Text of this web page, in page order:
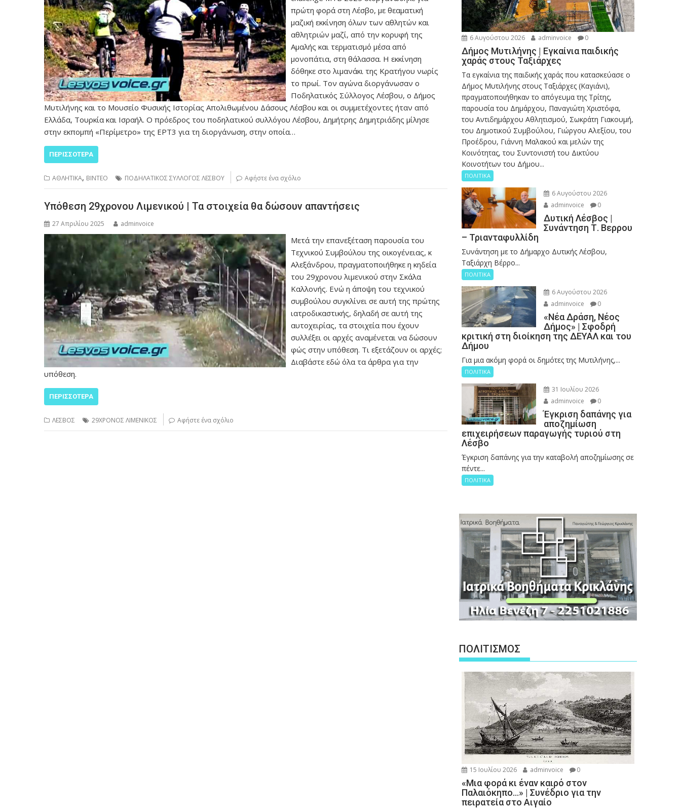
πρώτη φορά στη Λέσβο, με θεαματική
μαζική εκκίνηση όλων των αθλητών και
αθλητριών μαζί, από την κορυφή της
Αμαλής και τερματισμό μέσα από
μονοπάτια, στη θάλασσα. H εκκίνηση
δόθηκε στο λιμανάκι της Κρατήγου νωρίς
το πρωί. Τον αγώνα διοργάνωσαν ο
Ποδηλατικός Σύλλογος Λέσβου, ο Δήμος
Μυτιλήνης και το Μουσείο Φυσικής Ιστορίας Απολιθωμένου Δάσους Λέσβου και οι συμμετέχοντες ήταν από
Ελλάδα, Τουρκία και Ισραήλ. Ο πρόεδρος του ποδηλατικού συλλόγου Λέσβου, Δημήτρης Δημητριάδης μίλησε
στην εκπομπή «Περίμετρο» της ΕΡΤ3 για τη διοργάνωση, στην οποία…
ΠΕΡΙΣΣΌΤΕΡΑ
ΑΘΛΗΤΙΚΑ, ΒΙΝΤΕΟ ΠΟΔΗΛΑΤΙΚΟΣ ΣΥΛΛΟΓΟΣ ΛΕΣΒΟΥ Αφήστε ένα σχόλιο
Υπόθεση 29χρονου Λιμενικού | Τα στοιχεία θα δώσουν απαντήσεις
27 Απριλίου 2025 adminvoice
Μετά την επανεξέταση παρουσία του
Τεχνικού Συμβούλου της οικογένειας, κ
Αλεξάνδρου, πραγματοποιήθηκε η κηδεία
του 29χρονου λιμενικού στην Σκάλα
Καλλονής. Ενώ η άποψη του τεχνικού
συμβούλου συγκλίνει σε αυτή της πρώτης
ιατροδικαστικής, δηλαδή σε αυτή της
αυτοχειρίας, τα στοιχεία που έχουν
συλλέξει οι αρχές αναμένεται να δώσουν
φώς στην υπόθεση. Τι εξετάζουν οι αρχές;
Διαβάστε εδώ όλα τα άρθρα για την
υπόθεση.
ΠΕΡΙΣΣΌΤΕΡΑ
ΛΕΣΒΟΣ 29ΧΡΟΝΟΣ ΛΙΜΕΝΙΚΟΣ Αφήστε ένα σχόλιο
6 Αυγούστου 2026 adminvoice 0
Δήμος Μυτιλήνης | Εγκαίνια παιδικής
χαράς στους Ταξιάρχες
Tα εγκαίνια της παιδικής χαράς που κατασκεύασε ο
Δήμος Μυτιλήνης στους Ταξιάρχες (Καγιάνι),
πραγματοποιήθηκαν το απόγευμα της Τρίτης,
παρουσία του Δημάρχου, Παναγιώτη Χριστόφα,
του Αντιδημάρχου Αθλητισμού, Σωκράτη Γιακουμή,
του Δημοτικού Συμβούλου, Γιώργου Αλεξίου, του
Προέδρου, Γιάννη Μαλακού και μελών της
Κοινότητας, του Συντονιστή του Δικτύου
Κοινοτήτων του Δήμου...
ΠΟΛΙΤΙΚΑ
6 Αυγούστου 2026
adminvoice
0
Δυτική Λέσβος |
Συνάντηση Τ. Βερρου
– Τριανταφυλλίδη
Συνάντηση με το Δήμαρχο Δυτικής Λέσβου,
Ταξιάρχη Βέρρο...
ΠΟΛΙΤΙΚΑ
6 Αυγούστου 2026
adminvoice
0
«Νέα Δράση, Νέος
Δήμος» | Σφοδρή
κριτική στη διοίκηση της ΔΕΥΑΛ και του
Δήμου
Για μια ακόμη φορά οι δημότες της Μυτιλήνης,...
ΠΟΛΙΤΙΚΑ
31 Ιουλίου 2026
adminvoice
0
Έγκριση δαπάνης για
αποζημίωση
επιχειρήσεων παραγωγής τυριού στη
Λέσβο
Έγκριση δαπάνης για την καταβολή αποζημίωσης σε
πέντε...
ΠΟΛΙΤΙΚΑ
ΠΟΛΙΤΙΣΜΟΣ
15 Ιουλίου 2026 adminvoice 0
«Μια φορά κι έναν καιρό στον
Παλαιόκηπο…» | Συνέδριο για την
πειρατεία στο Αιγαίο